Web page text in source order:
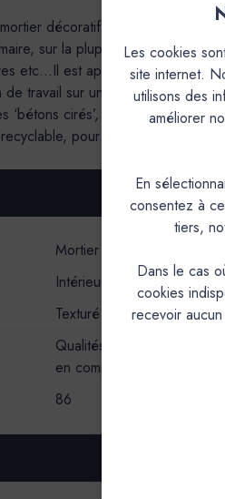
décoratif de finition,
sur la plupart des supports,
etc...Il est applicable, en faible
travail sur un support très
‘bétons cirés’, il présentera
pour un impact
Mortier décoratif de
Intérieur/Extérieur : sol,
Texturé ou uniforme en
Qualités d’accroche
en compression, abrasion
86
Les cookies
site internet.
utilisons des
améliorer
En
consentez à
tiers,
Dans le cas
cookies
recevoir